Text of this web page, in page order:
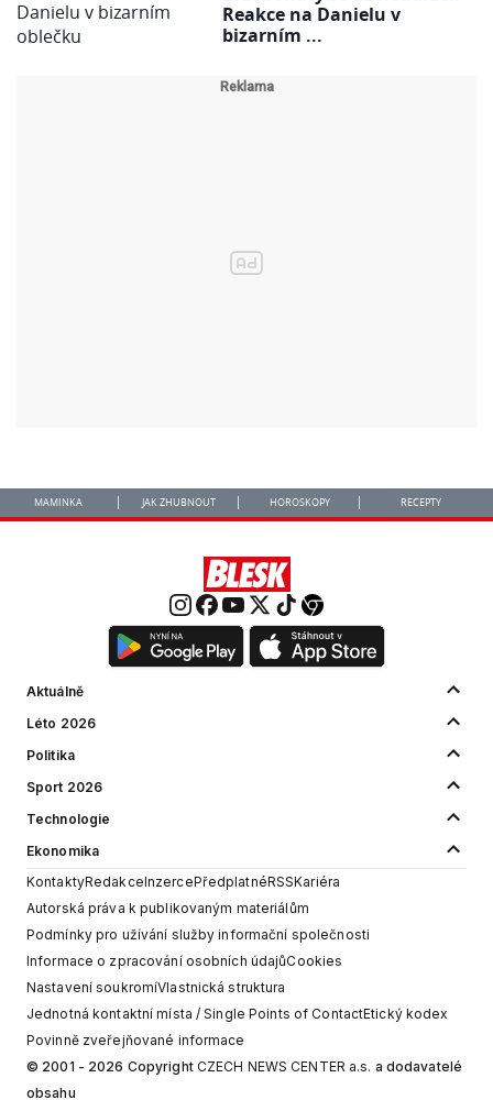
Reakce na Danielu v
bizarním ...
MAMINKA JAK ZHUBNOUT HOROSKOPY RECEPTY
Aktuálně
Léto 2026
Politika
Sport 2026
Technologie
Ekonomika
KontaktyRedakceInzercePředplatnéRSSKariéra
Autorská práva k publikovaným materiálům
Podmínky pro užívání služby informační společnosti
Informace o zpracování osobních údajůCookies
Nastavení soukromíVlastnická struktura
Jednotná kontaktní místa / Single Points of ContactEtický kodex
Povinně zveřejňované informace
© 2001 - 2026 Copyright CZECH NEWS CENTER a.s. a dodavatelé
obsahu